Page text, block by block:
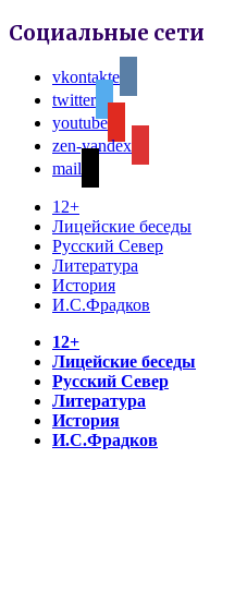
Социальные сети
vkontakte
twitter
youtube
zen-yandex
mail
12+
Лицейские беседы
Русский Север
Литература
История
И.С.Фрадков
12+
Лицейские беседы
Русский Север
Литература
История
И.С.Фрадков